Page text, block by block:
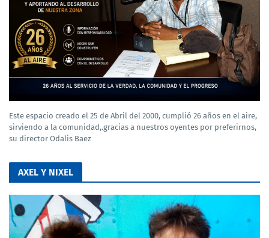
Este espacio creado el 25 de Abril del 2000, cumplió 26 años en el aire,
sirviendo a la comunidad,.gracias a nuestros oyentes por preferirnos,
su director Odalis Baez
AXEL Y NIXEL